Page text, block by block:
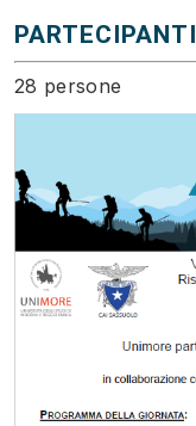
PARTECIPANTI
28 persone